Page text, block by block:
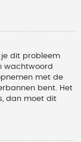
je dit probleem
wachtwoord
met de
bent. Het
dan moet dit